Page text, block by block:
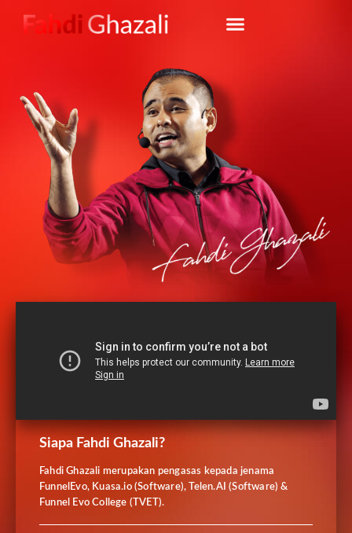
Siapa Fahdi Ghazali?
Fahdi Ghazali merupakan pengasas kepada jenama
FunnelEvo, Kuasa.io (Software), Telen.AI (Software) &
Funnel Evo College (TVET).